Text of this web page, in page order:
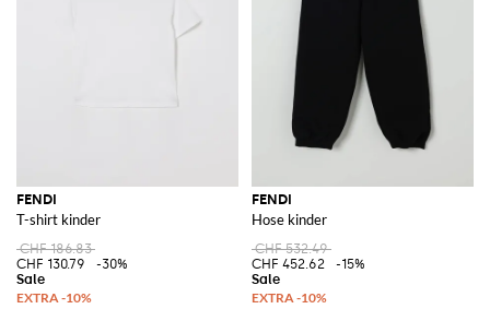
FENDI
T-shirt kinder
CHF 186.83
CHF 130.79
-30%
FENDI
Hose kinder
CHF 532.49
CHF 452.62
-15%